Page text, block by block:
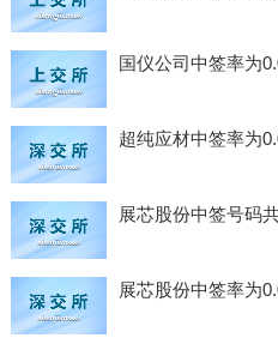
国仪公司中签率为
超纯应材中签率为
展芯股份中签号码
展芯股份中签率为